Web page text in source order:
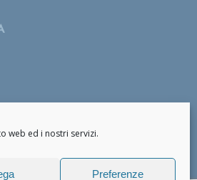
web ed i nostri servizi.
Preferenze